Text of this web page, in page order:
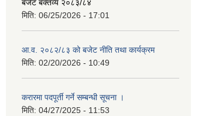
बजेट बक्तव्य २०८३/८४
मिति: 06/25/2026 - 17:01
आ.व. २०८२/८३ को बजेट नीति तथा कार्यक्रम
मिति: 02/20/2026 - 10:49
करारमा पदपूर्ती गर्ने सम्बन्धी सूचना ।
मिति: 04/27/2025 - 11:53